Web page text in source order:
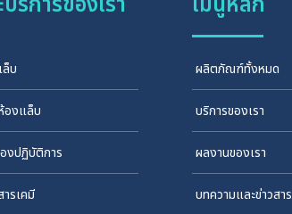
บ
องแล็บ
งปฏิบัติการ
รเคมี
ผลิตภัณฑ์ทั้งหมด
บริการของเรา
ผลงานของเรา
บทความและข่าวสาร